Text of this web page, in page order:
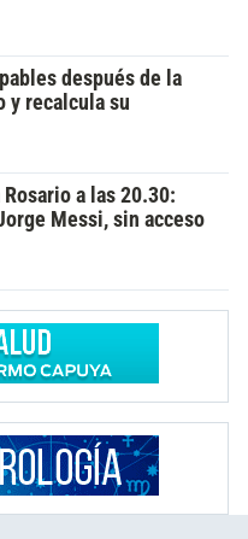
después de la
y recalcula su
a las 20.30:
Messi, sin acceso